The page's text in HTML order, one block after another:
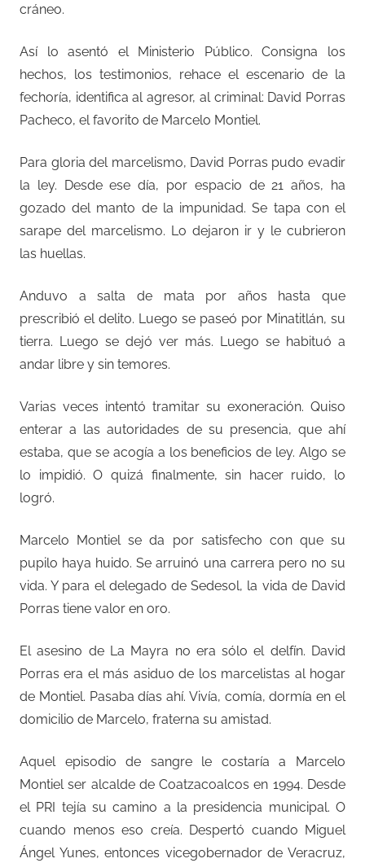
cráneo.
Así lo asentó el Ministerio Público. Consigna los
hechos, los testimonios, rehace el escenario de la
fechoría, identifica al agresor, al criminal: David Porras
Pacheco, el favorito de Marcelo Montiel.
Para gloria del marcelismo, David Porras pudo evadir
la ley. Desde ese día, por espacio de 21 años, ha
gozado del manto de la impunidad. Se tapa con el
sarape del marcelismo. Lo dejaron ir y le cubrieron
las huellas.
Anduvo a salta de mata por años hasta que
prescribió el delito. Luego se paseó por Minatitlán, su
tierra. Luego se dejó ver más. Luego se habituó a
andar libre y sin temores.
Varias veces intentó tramitar su exoneración. Quiso
enterar a las autoridades de su presencia, que ahí
estaba, que se acogía a los beneficios de ley. Algo se
lo impidió. O quizá finalmente, sin hacer ruido, lo
logró.
Marcelo Montiel se da por satisfecho con que su
pupilo haya huido. Se arruinó una carrera pero no su
vida. Y para el delegado de Sedesol, la vida de David
Porras tiene valor en oro.
El asesino de La Mayra no era sólo el delfín. David
Porras era el más asiduo de los marcelistas al hogar
de Montiel. Pasaba días ahí. Vivía, comía, dormía en el
domicilio de Marcelo, fraterna su amistad.
Aquel episodio de sangre le costaría a Marcelo
Montiel ser alcalde de Coatzacoalcos en 1994. Desde
el PRI tejía su camino a la presidencia municipal. O
cuando menos eso creía. Despertó cuando Miguel
Ángel Yunes, entonces vicegobernador de Veracruz,